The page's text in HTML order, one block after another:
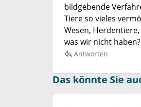
bildgebende
Tiere so vieles
Wesen,
was wir nicht
Antworten
Das könnte Sie